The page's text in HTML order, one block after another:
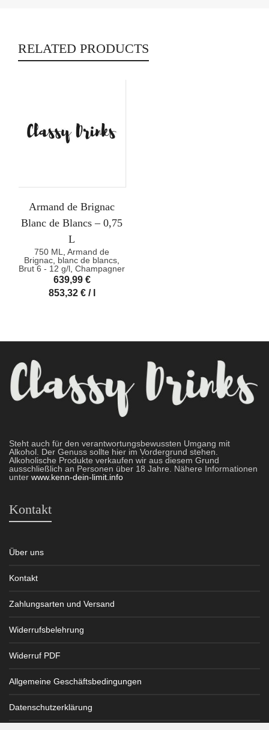
RELATED PRODUCTS
Armand de Brignac
Blanc de Blancs – 0,75
L
750 ML, Armand de
Brignac, blanc de blancs,
Brut 6 - 12 g/l, Champagner
639,99 €
853,32 €/
Steht auch für den verantwortungsbewussten Umgang mit
Alkohol. Der Genuss sollte hier im Vordergrund stehen.
Alkoholische Produkte verkaufen wir aus diesem Grund
ausschließlich an Personen über 18 Jahre. Nähere Informationen
unter www.kenn-dein-limit.info
Kontakt
Über uns
Kontakt
Zahlungsarten und Versand
Widerrufsbelehrung
Widerruf PDF
Allgemeine Geschäftsbedingungen
Datenschutzerklärung